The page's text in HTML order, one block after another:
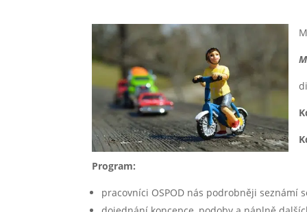
Program:
pracovníci OSPOD nás podrobněji seznámí